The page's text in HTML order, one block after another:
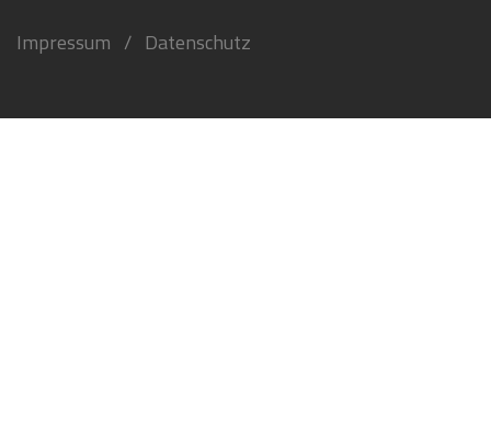
Impressum / Datenschutz